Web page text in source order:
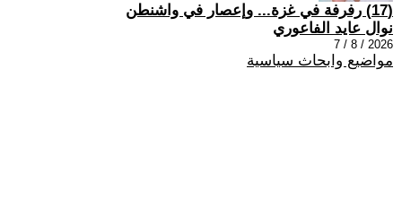
(17) رفرفة في غزة... وإعصار في واشنطن
نوال عايد الفاعوري
2026 / 8 / 7
مواضيع وابحاث سياسية